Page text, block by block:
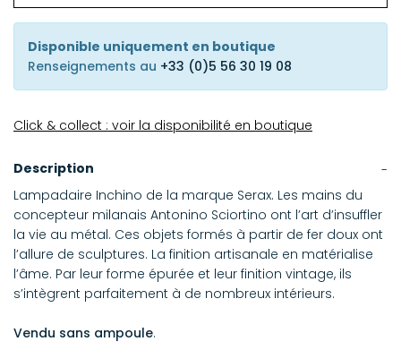
Disponible uniquement en boutique
Renseignements au +33 (0)5 56 30 19 08
Click & collect : voir la disponibilité en boutique
Description
Lampadaire Inchino de la marque Serax. Les mains du
concepteur milanais Antonino Sciortino ont l’art d’insuffler
la vie au métal. Ces objets formés à partir de fer doux ont
l’allure de sculptures. La finition artisanale en matérialise
l’âme. Par leur forme épurée et leur finition vintage, ils
s’intègrent parfaitement à de nombreux intérieurs.
Vendu sans ampoule.